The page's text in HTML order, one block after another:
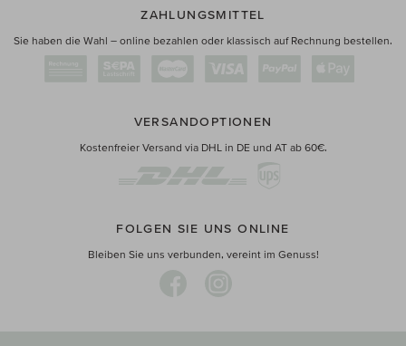
ZAHLUNGSMITTEL
Sie haben die Wahl – online bezahlen oder klassisch auf Rechnung bestellen.
VERSANDOPTIONEN
Kostenfreier Versand via DHL in DE und AT ab 60€.
FOLGEN SIE UNS ONLINE
Bleiben Sie uns verbunden, vereint im Genuss!